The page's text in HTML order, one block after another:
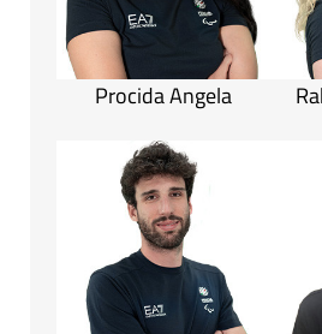
Procida Angela